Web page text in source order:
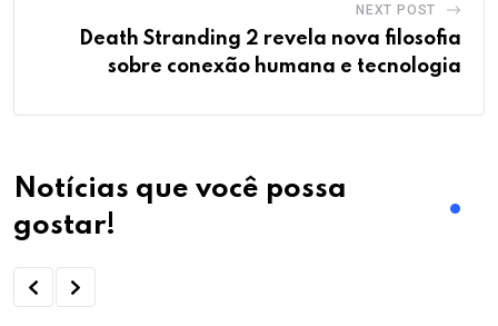
NEXT POST
Death Stranding 2 revela nova filosofia
sobre conexão humana e tecnologia
Notícias que você possa
gostar!